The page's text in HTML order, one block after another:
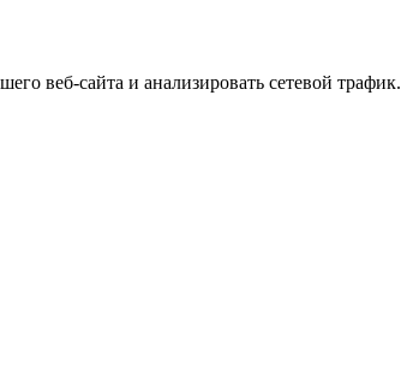
веб-сайта и анализировать сетевой трафик.